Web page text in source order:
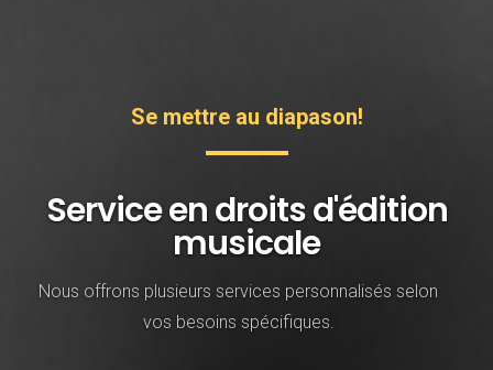
Se mettre au diapason!
Service en droits d'édition
musicale
Nous offrons plusieurs services personnalisés selon
vos besoins spécifiques.